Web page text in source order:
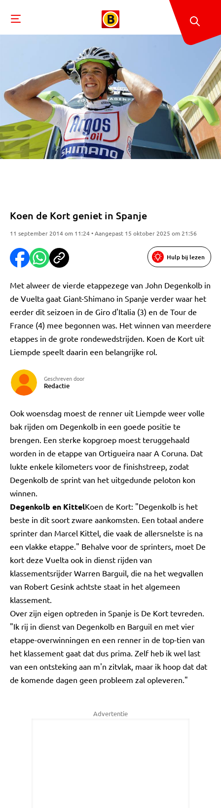
Koen de Kort geniet in Spanje
11 september 2014 om 11:24 • Aangepast 15 oktober 2025 om 21:56
Hulp bij lezen
Met alweer de vierde etappezege van John Degenkolb in
de Vuelta gaat Giant-Shimano in Spanje verder waar het
eerder dit seizoen in de Giro d'Italia (3) en de Tour de
France (4) mee begonnen was. Het winnen van meerdere
etappes in de grote rondewedstrijden. Koen de Kort uit
Liempde speelt daarin een belangrijke rol.
Geschreven door
Redactie
Ook woensdag moest de renner uit Liempde weer volle
bak rijden om Degenkolb in een goede positie te
brengen. Een sterke kopgroep moest teruggehaald
worden in de etappe van Ortigueira naar A Coruna. Dat
lukte enkele kilometers voor de finishstreep, zodat
Degenkolb de sprint van het uitgedunde peloton kon
winnen.
Degenkolb en KittelKoen de Kort: "Degenkolb is het
beste in dit soort zware aankomsten. Een totaal andere
sprinter dan Marcel Kittel, die vaak de allersnelste is na
een vlakke etappe." Behalve voor de sprinters, moet De
kort deze Vuelta ook in dienst rijden van
klassementsrijder Warren Barguil, die na het wegvallen
van Robert Gesink achtste staat in het algemeen
klassement.
Over zijn eigen optreden in Spanje is De Kort tevreden.
"Ik rij in dienst van Degenkolb en Barguil en met vier
etappe-overwinningen en een renner in de top-tien van
het klassement gaat dat dus prima. Zelf heb ik wel last
van een ontsteking aan m'n zitvlak, maar ik hoop dat dat
de komende dagen geen probleem zal opleveren."
Advertentie